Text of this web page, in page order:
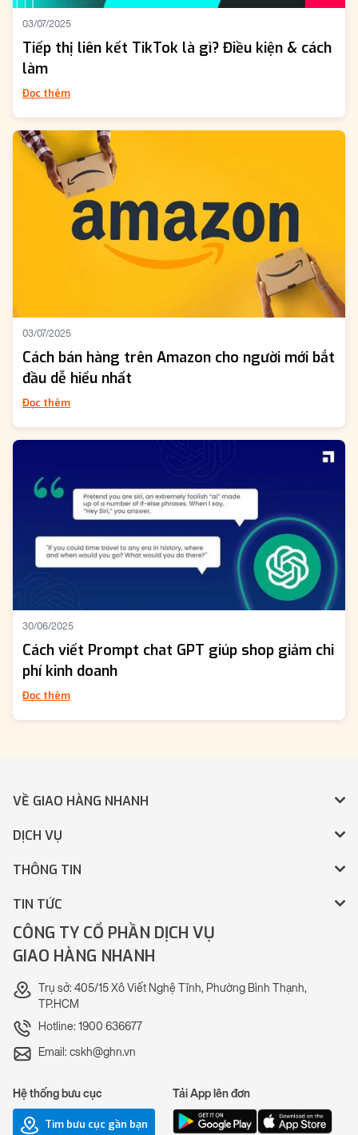
03/07/2025
Tiếp thị liên kết TikTok là gì? Điều kiện & cách
làm
Đọc thêm
03/07/2025
Cách bán hàng trên Amazon cho người mới bắt
đầu dễ hiểu nhất
Đọc thêm
30/06/2025
Cách viết Prompt chat GPT giúp shop giảm chi
phí kinh doanh
Đọc thêm
VỀ GIAO HÀNG NHANH
DỊCH VỤ
THÔNG TIN
TIN TỨC
CÔNG TY CỔ PHẦN DỊCH VỤ
GIAO HÀNG NHANH
Trụ sở: 405/15 Xô Viết Nghệ Tĩnh, Phường Bình Thạnh,
TP.HCM
Hotline: 1900 636677
Email: cskh@ghn.vn
Hệ thống bưu cục
Tìm bưu cục gần bạn
Tải App lên đơn